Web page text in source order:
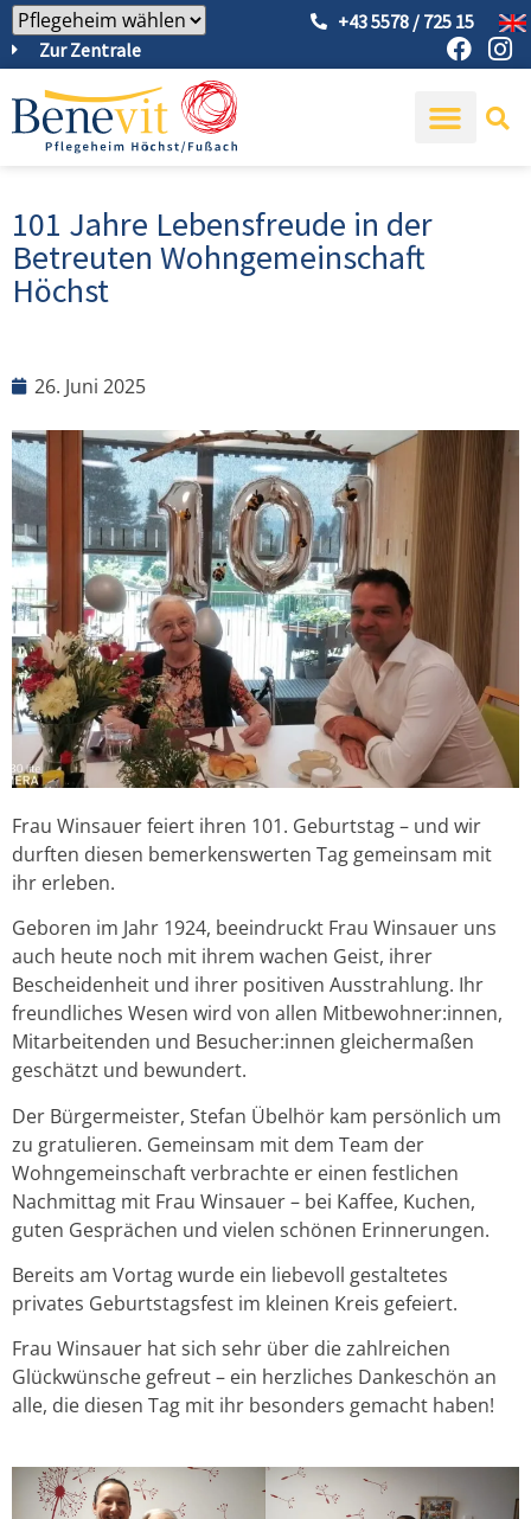
Zur Zentrale
+43 5578 / 725 15
101 Jahre Lebensfreude in der
Betreuten Wohngemeinschaft
Höchst
26. Juni 2025
Frau Winsauer feiert ihren 101. Geburtstag – und wir
durften diesen bemerkenswerten Tag gemeinsam mit
ihr erleben.
Geboren im Jahr 1924, beeindruckt Frau Winsauer uns
auch heute noch mit ihrem wachen Geist, ihrer
Bescheidenheit und ihrer positiven Ausstrahlung. Ihr
freundliches Wesen wird von allen Mitbewohner:innen,
Mitarbeitenden und Besucher:innen gleichermaßen
geschätzt und bewundert.
Der Bürgermeister, Stefan Übelhör kam persönlich um
zu gratulieren. Gemeinsam mit dem Team der
Wohngemeinschaft verbrachte er einen festlichen
Nachmittag mit Frau Winsauer – bei Kaffee, Kuchen,
guten Gesprächen und vielen schönen Erinnerungen.
Bereits am Vortag wurde ein liebevoll gestaltetes
privates Geburtstagsfest im kleinen Kreis gefeiert.
Frau Winsauer hat sich sehr über die zahlreichen
Glückwünsche gefreut – ein herzliches Dankeschön an
alle, die diesen Tag mit ihr besonders gemacht haben!